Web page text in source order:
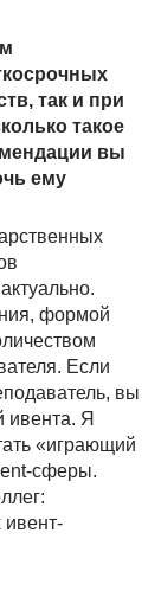
так и при
такое
вы
ему
формой
Если
вы
ивента. Я
«играющий
сферы.